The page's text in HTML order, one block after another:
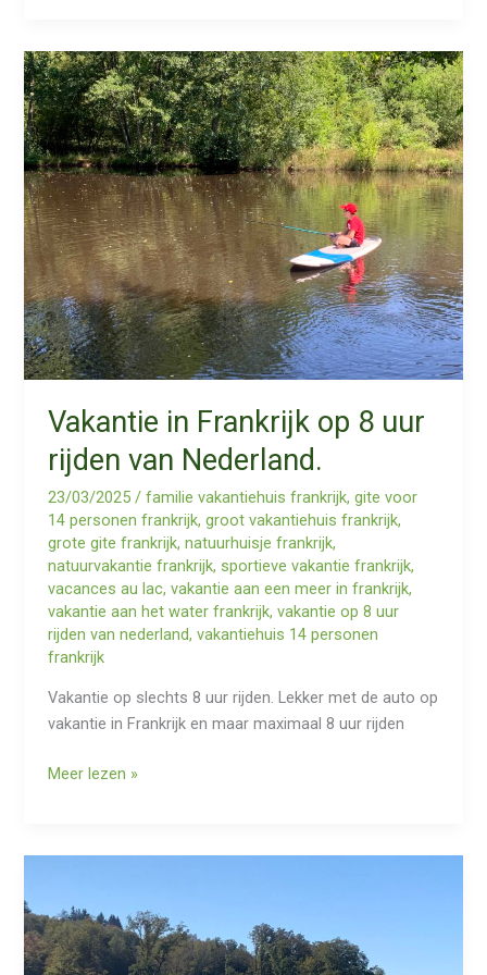
water
in
Frankrijk,
sportieve
vakantie
Vakantie in Frankrijk op 8 uur
rijden van Nederland.
23/03/2025/familie vakantiehuis frankrijk,gite voor
14 personen frankrijk,groot vakantiehuis frankrijk,
grote gite frankrijk,natuurhuisje frankrijk,
natuurvakantie frankrijk, sportieve vakantie frankrijk,
vacances au lac,vakantie aan een meer in frankrijk,
vakantie aan het water frankrijk,vakantie op 8 uur
rijden van nederland,vakantiehuis 14 personen
frankrijk
Vakantie op slechts 8 uur rijden. Lekker met de auto op
vakantie in Frankrijk en maar maximaal 8 uur rijden
Vakantie
op
rijden
van
Meer lezen »